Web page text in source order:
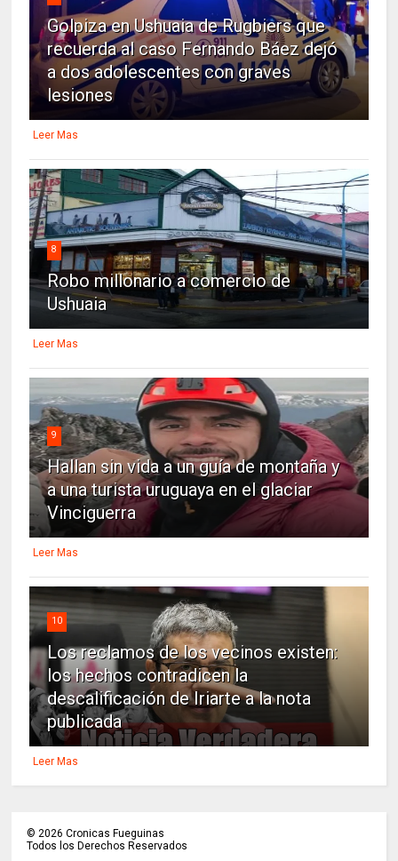
Golpiza en Ushuaia de Rugbiers que
recuerda al caso Fernando Báez dejó
a dos adolescentes con graves
lesiones
Leer Mas
8
Robo millonario a comercio de
Ushuaia
Leer Mas
9
Hallan sin vida a un guía de montaña y
a una turista uruguaya en el glaciar
Vinciguerra
Leer Mas
10
Los reclamos de los vecinos existen:
los hechos contradicen la
descalificación de Iriarte a la nota
publicada
Leer Mas
© 2026 Cronicas Fueguinas
Todos los Derechos Reservados